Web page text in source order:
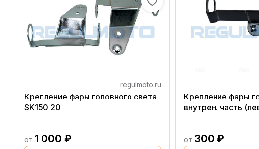
regulmoto.ru
Крепление фары головного света
SK150 20
от 1 000 ₽
Крепление фары
внутрен. часть
от 300 ₽